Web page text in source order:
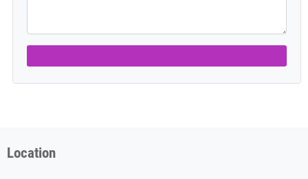
Location